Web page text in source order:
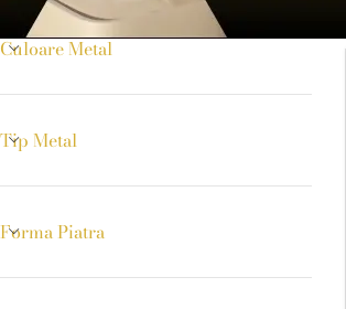
Culoare Metal
Tip Metal
Forma Piatra